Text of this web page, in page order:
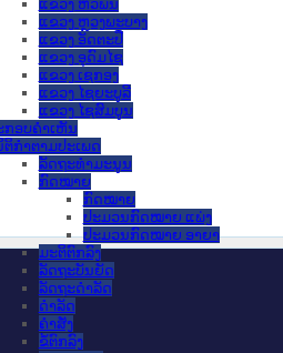
ແຂວງ ຫົວພັນ
ແຂວງ ຫຼວງພະບາງ
ແຂວງ ອັດຕະປື
ແຂວງ ອຸດົມໄຊ
ແຂວງ ເຊກອງ
ແຂວງ ໄຊຍະບູລີ
ແຂວງ ໄຊສົມບູນ
ກອບຄໍາເຫັນ
ຕິກໍາຕາມປະເພດ
ລັດຖະທໍາມະນູນ
ກົດໝາຍ
ກົດໝາຍ
ປະມວນກົດໝາຍ ແພ່ງ
ປະມວນກົດໝາຍ ອາຍາ
ມະຕິຕົກລົງ
ລັດຖະບັນຍັດ
ລັດຖະດໍາລັດ
ດໍາລັດ
ຄໍາສັ່ງ
ຂໍ້ຕົກລົງ